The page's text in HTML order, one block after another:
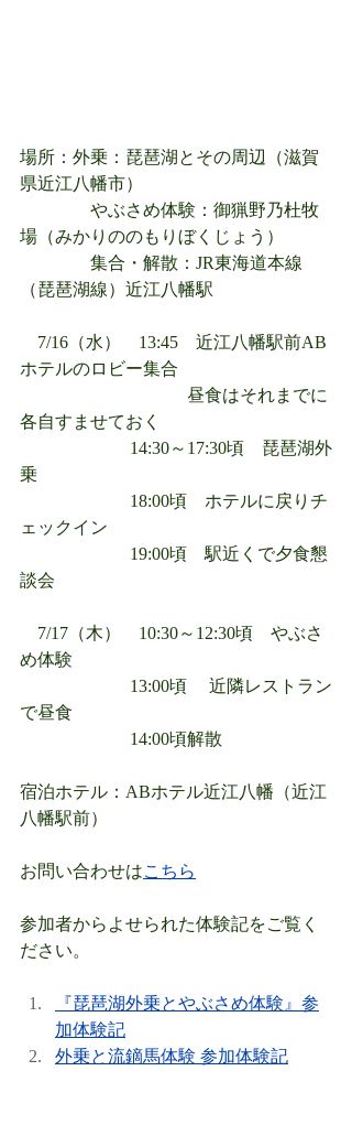
場所：外乗：琵琶湖とその周辺（滋賀
県近江八幡市）
やぶさめ体験：御猟野乃杜牧
場（みかりののもりぼくじょう）
集合・解散：JR東海道本線
（琵琶湖線）近江八幡駅
7/16（水）　13:45　近江八幡駅前AB
ホテルのロビー集合
昼食はそれまでに
各自すませておく
14:30～17:30頃　琵琶湖外
乗
18:00頃　ホテルに戻りチ
ェックイン
19:00頃　駅近くで夕食懇
談会
7/17（木）　10:30～12:30頃　やぶさ
め体験
13:00頃　 近隣レストラン
で昼食
14:00頃解散
宿泊ホテル：ABホテル近江八幡（近江
八幡駅前）
お問い合わせはこちら
参加者からよせられた体験記をご覧く
ださい。
『琵琶湖外乗とやぶさめ体験』参
加体験記
外乗と流鏑馬体験 参加体験記